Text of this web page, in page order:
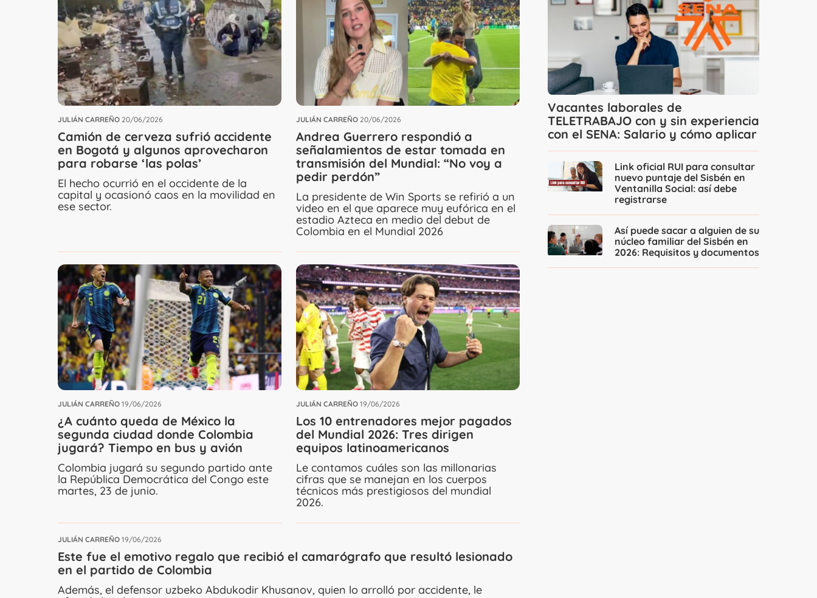
JULIÁN CARREÑO 20/06/2026
Camión de cerveza sufrió accidente
en Bogotá y algunos aprovecharon
para robarse ‘las polas’
El hecho ocurrió en el occidente de la
capital y ocasionó caos en la movilidad en
ese sector.
JULIÁN CARREÑO 20/06/2026
Andrea Guerrero respondió a
señalamientos de estar tomada en
transmisión del Mundial: “No voy a
pedir perdón”
La presidente de Win Sports se refirió a un
video en el que aparece muy eufórica en el
estadio Azteca en medio del debut de
Colombia en el Mundial 2026
JULIÁN CARREÑO 19/06/2026
¿A cuánto queda de México la
segunda ciudad donde Colombia
jugará? Tiempo en bus y avión
Colombia jugará su segundo partido ante
la República Democrática del Congo este
martes, 23 de junio.
JULIÁN CARREÑO 19/06/2026
Los 10 entrenadores mejor pagados
del Mundial 2026: Tres dirigen
equipos latinoamericanos
Le contamos cuáles son las millonarias
cifras que se manejan en los cuerpos
técnicos más prestigiosos del mundial
2026.
JULIÁN CARREÑO 19/06/2026
Este fue el emotivo regalo que recibió el camarógrafo que resultó lesionado
en el partido de Colombia
Además, el defensor uzbeko Abdukodir Khusanov, quien lo arrolló por accidente, le
Vacantes laborales de
TELETRABAJO con y sin experiencia
con el SENA: Salario y cómo aplicar
Link oficial RUI para consultar
nuevo puntaje del Sisbén en
Ventanilla Social: así debe
registrarse
Así puede sacar a alguien de su
núcleo familiar del Sisbén en
2026: Requisitos y documentos